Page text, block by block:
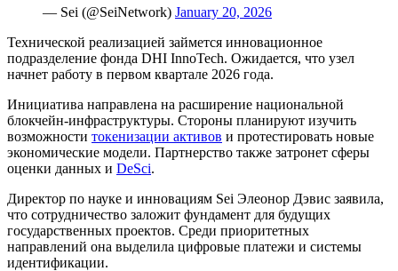
— Sei (@SeiNetwork) January 20, 2026
Технической реализацией займется инновационное
подразделение фонда DHI InnoTech. Ожидается, что узел
начнет работу в первом квартале 2026 года.
Инициатива направлена на расширение национальной
блокчейн-инфраструктуры. Стороны планируют изучить
возможности токенизации активов и протестировать новые
экономические модели. Партнерство также затронет сферы
оценки данных и DeSci.
Директор по науке и инновациям Sei Элеонор Дэвис заявила,
что сотрудничество заложит фундамент для будущих
государственных проектов. Среди приоритетных
направлений она выделила цифровые платежи и системы
идентификации.